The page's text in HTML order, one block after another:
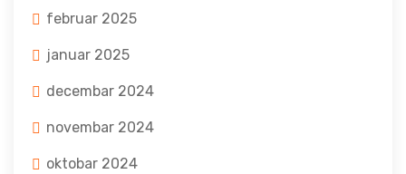
februar 2025
januar 2025
decembar 2024
novembar 2024
oktobar 2024